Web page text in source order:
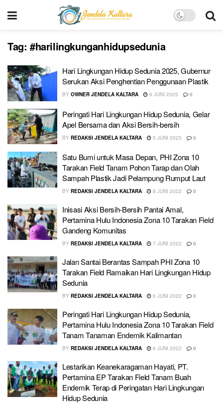
Tag: #harilingkunganhidupsedunia
Hari Lingkungan Hidup Sedunia 2025, Gubernur
Serukan Aksi Penghentian Penggunaan Plastik
BY OWNER JENDELA KALTARA 6 JUNI 2025 0
Peringati Hari Lingkungan Hidup Sedunia, Gelar
Apel Bersama dan Aksi Bersih-bersih
BY REDAKSI JENDELA KALTARA 5 JUNI 2025 0
Satu Bumi untuk Masa Depan, PHI Zona 10
Tarakan Field Tanam Pohon Tarap dan Olah
Sampah Plastik Jadi Pelampung Rumput Laut
BY REDAKSI JENDELA KALTARA 8 JUNI 2022 0
Inisasi Aksi Bersih-Bersih Pantai Amal,
Pertamina Hulu Indonesia Zona 10 Tarakan Field
Gandeng Komunitas
BY REDAKSI JENDELA KALTARA 7 JUNI 2022 0
Jalan Santai Berantas Sampah PHI Zona 10
Tarakan Field Ramaikan Hari Lingkungan Hidup
Sedunia
BY REDAKSI JENDELA KALTARA 6 JUNI 2022 0
Peringati Hari Lingkungan Hidup Sedunia,
Pertamina Hulu Indonesia Zona 10 Tarakan Field
Tanam Tanaman Endemik Kalimantan
BY REDAKSI JENDELA KALTARA 6 JUNI 2022 0
Lestarikan Keanekaragaman Hayati, PT.
Pertamina EP Tarakan Field Tanam Buah
Endemik Terap di Peringatan Hari Lingkungan
Hidup Sedunia